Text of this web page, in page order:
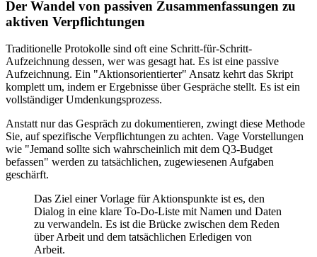
Der Wandel von passiven Zusammenfassungen zu
aktiven Verpflichtungen
Traditionelle Protokolle sind oft eine Schritt-für-Schritt-
Aufzeichnung dessen, wer was gesagt hat. Es ist eine passive
Aufzeichnung. Ein "Aktionsorientierter" Ansatz kehrt das Skript
komplett um, indem er Ergebnisse über Gespräche stellt. Es ist ein
vollständiger Umdenkungsprozess.
Anstatt nur das Gespräch zu dokumentieren, zwingt diese Methode
Sie, auf spezifische Verpflichtungen zu achten. Vage Vorstellungen
wie "Jemand sollte sich wahrscheinlich mit dem Q3-Budget
befassen" werden zu tatsächlichen, zugewiesenen Aufgaben
geschärft.
Das Ziel einer Vorlage für Aktionspunkte ist es, den
Dialog in eine klare To-Do-Liste mit Namen und Daten
zu verwandeln. Es ist die Brücke zwischen dem Reden
über Arbeit und dem tatsächlichen Erledigen von
Arbeit.